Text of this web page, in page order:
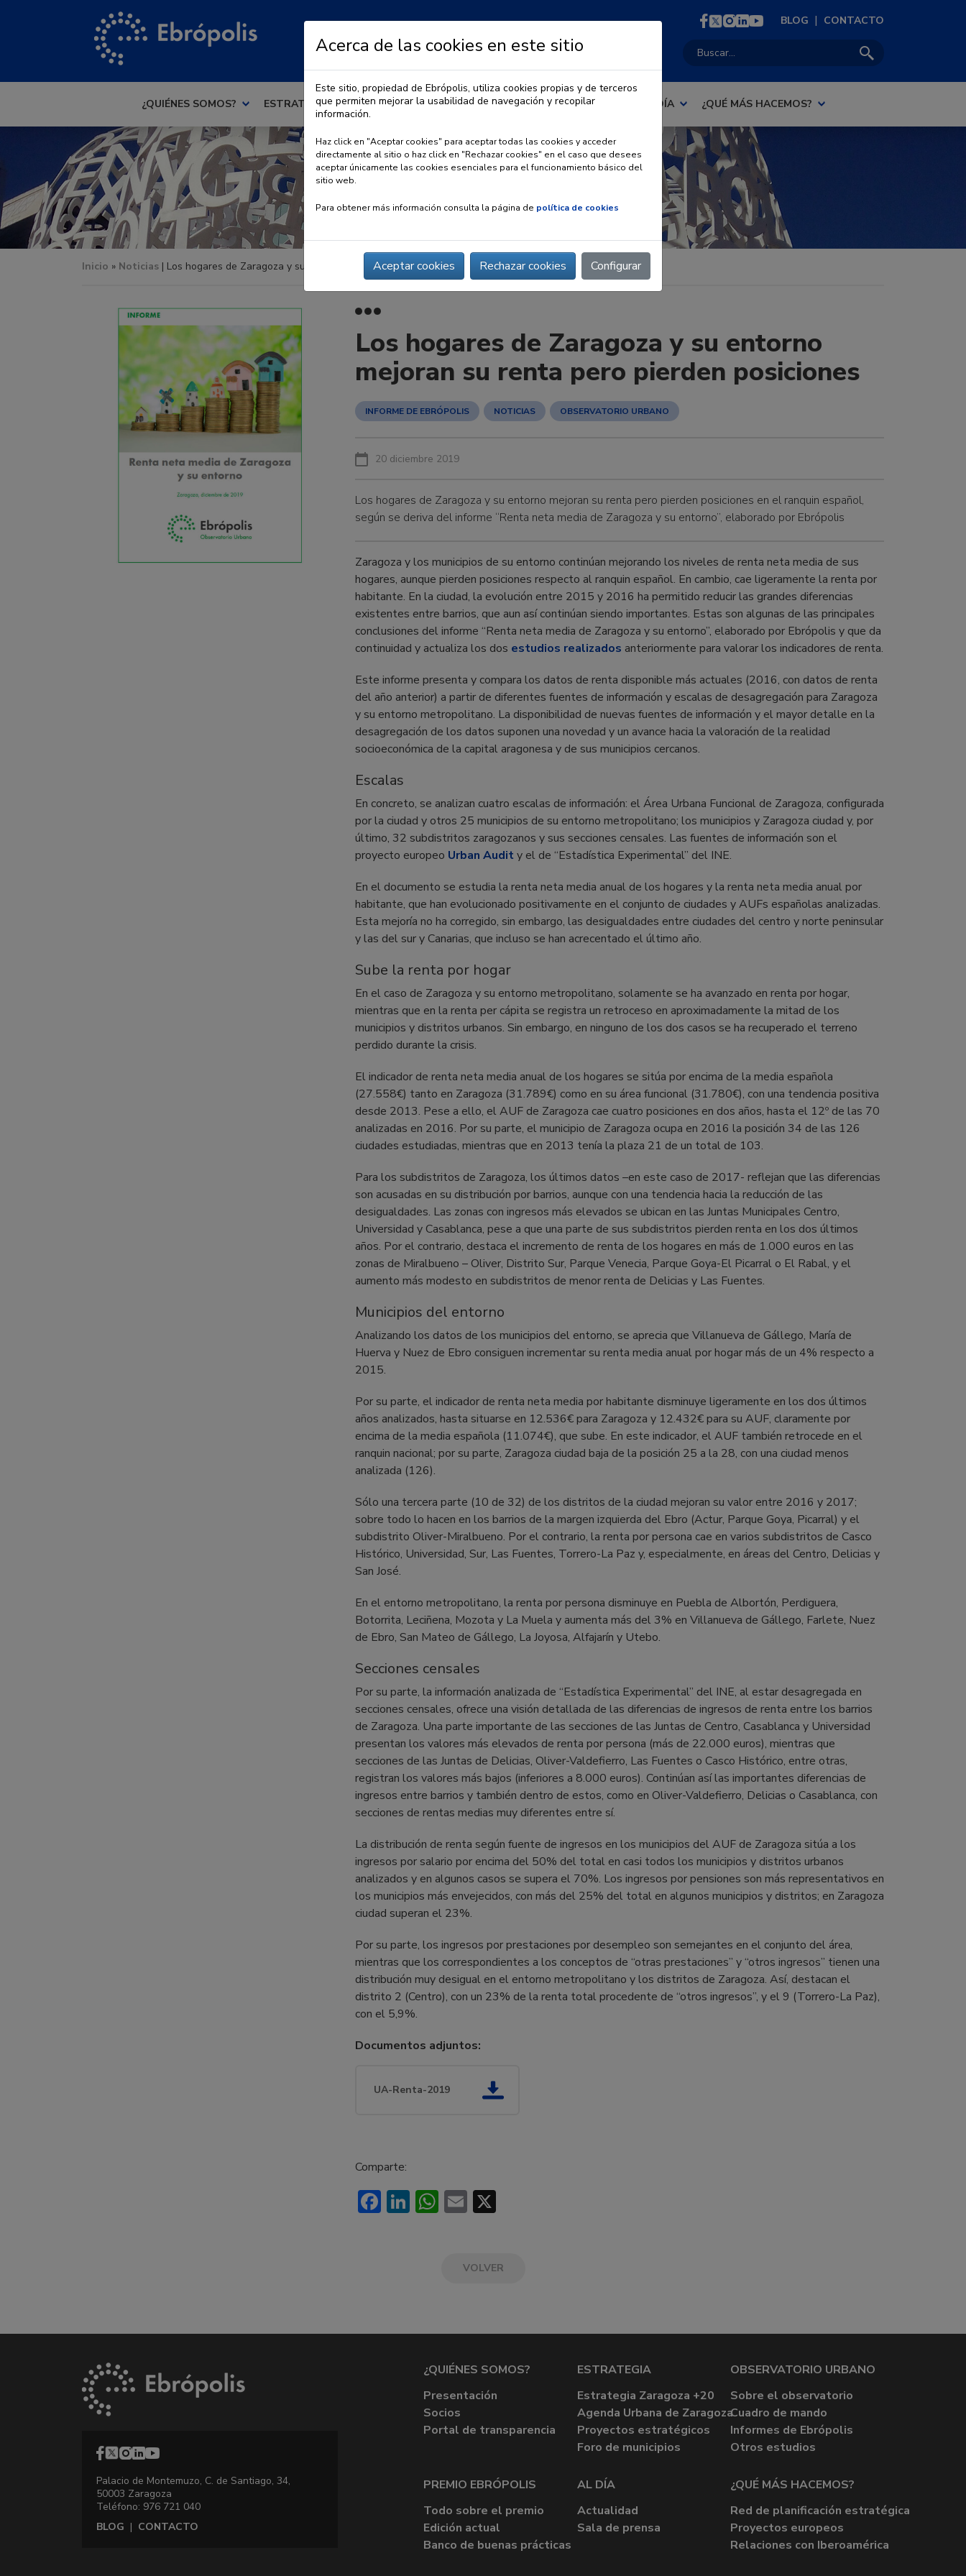
BLOG | CONTACTO
¿QUIÉNES SOMOS? ESTRATEGIA OBSERVATORIO URBANO PREMIO EBRÓPOLIS AL DÍA ¿QUÉ MÁS HACEMOS?
Inicio » Noticias | Los hogares de Zaragoza y su entorno mejoran su renta pero pierden posiciones
Los hogares de Zaragoza y su entorno
mejoran su renta pero pierden posiciones
INFORME DE EBRÓPOLIS NOTICIAS OBSERVATORIO URBANO
20 diciembre 2019
Los hogares de Zaragoza y su entorno mejoran su renta pero pierden posiciones en el ranquin español,
según se deriva del informe “Renta neta media de Zaragoza y su entorno”, elaborado por Ebrópolis
Zaragoza y los municipios de su entorno continúan mejorando los niveles de renta neta media de sus
hogares, aunque pierden posiciones respecto al ranquin español. En cambio, cae ligeramente la renta por
habitante. En la ciudad, la evolución entre 2015 y 2016 ha permitido reducir las grandes diferencias
existentes entre barrios, que aun así continúan siendo importantes. Estas son algunas de las principales
conclusiones del informe “Renta neta media de Zaragoza y su entorno”, elaborado por Ebrópolis y que da
continuidad y actualiza los dos estudios realizados anteriormente para valorar los indicadores de renta.
Este informe presenta y compara los datos de renta disponible más actuales (2016, con datos de renta
del año anterior) a partir de diferentes fuentes de información y escalas de desagregación para Zaragoza
y su entorno metropolitano. La disponibilidad de nuevas fuentes de información y el mayor detalle en la
desagregación de los datos suponen una novedad y un avance hacia la valoración de la realidad
socioeconómica de la capital aragonesa y de sus municipios cercanos.
Escalas
En concreto, se analizan cuatro escalas de información: el Área Urbana Funcional de Zaragoza, configurada
por la ciudad y otros 25 municipios de su entorno metropolitano; los municipios y Zaragoza ciudad y, por
último, 32 subdistritos zaragozanos y sus secciones censales. Las fuentes de información son el
proyecto europeo Urban Audit y el de “Estadística Experimental” del INE.
En el documento se estudia la renta neta media anual de los hogares y la renta neta media anual por
habitante, que han evolucionado positivamente en el conjunto de ciudades y AUFs españolas analizadas.
Esta mejoría no ha corregido, sin embargo, las desigualdades entre ciudades del centro y norte peninsular
y las del sur y Canarias, que incluso se han acrecentado el último año.
Sube la renta por hogar
En el caso de Zaragoza y su entorno metropolitano, solamente se ha avanzado en renta por hogar,
mientras que en la renta per cápita se registra un retroceso en aproximadamente la mitad de los
municipios y distritos urbanos. Sin embargo, en ninguno de los dos casos se ha recuperado el terreno
perdido durante la crisis.
El indicador de renta neta media anual de los hogares se sitúa por encima de la media española
(27.558€) tanto en Zaragoza (31.789€) como en su área funcional (31.780€), con una tendencia positiva
desde 2013. Pese a ello, el AUF de Zaragoza cae cuatro posiciones en dos años, hasta el 12º de las 70
analizadas en 2016. Por su parte, el municipio de Zaragoza ocupa en 2016 la posición 34 de las 126
ciudades estudiadas, mientras que en 2013 tenía la plaza 21 de un total de 103.
Para los subdistritos de Zaragoza, los últimos datos –en este caso de 2017- reflejan que las diferencias
son acusadas en su distribución por barrios, aunque con una tendencia hacia la reducción de las
desigualdades. Las zonas con ingresos más elevados se ubican en las Juntas Municipales Centro,
Universidad y Casablanca, pese a que una parte de sus subdistritos pierden renta en los dos últimos
años. Por el contrario, destaca el incremento de renta de los hogares en más de 1.000 euros en las
zonas de Miralbueno – Oliver, Distrito Sur, Parque Venecia, Parque Goya-El Picarral o El Rabal, y el
aumento más modesto en subdistritos de menor renta de Delicias y Las Fuentes.
Municipios del entorno
Analizando los datos de los municipios del entorno, se aprecia que Villanueva de Gállego, María de
Huerva y Nuez de Ebro consiguen incrementar su renta media anual por hogar más de un 4% respecto a
2015.
Por su parte, el indicador de renta neta media por habitante disminuye ligeramente en los dos últimos
años analizados, hasta situarse en 12.536€ para Zaragoza y 12.432€ para su AUF, claramente por
encima de la media española (11.074€), que sube. En este indicador, el AUF también retrocede en el
ranquin nacional; por su parte, Zaragoza ciudad baja de la posición 25 a la 28, con una ciudad menos
analizada (126).
Sólo una tercera parte (10 de 32) de los distritos de la ciudad mejoran su valor entre 2016 y 2017;
sobre todo lo hacen en los barrios de la margen izquierda del Ebro (Actur, Parque Goya, Picarral) y el
subdistrito Oliver-Miralbueno. Por el contrario, la renta por persona cae en varios subdistritos de Casco
Histórico, Universidad, Sur, Las Fuentes, Torrero-La Paz y, especialmente, en áreas del Centro, Delicias y
San José.
En el entorno metropolitano, la renta por persona disminuye en Puebla de Albortón, Perdiguera,
Botorrita, Leciñena, Mozota y La Muela y aumenta más del 3% en Villanueva de Gállego, Farlete, Nuez
de Ebro, San Mateo de Gállego, La Joyosa, Alfajarín y Utebo.
Secciones censales
Por su parte, la información analizada de “Estadística Experimental” del INE, al estar desagregada en
secciones censales, ofrece una visión detallada de las diferencias de ingresos de renta entre los barrios
de Zaragoza. Una parte importante de las secciones de las Juntas de Centro, Casablanca y Universidad
presentan los valores más elevados de renta por persona (más de 22.000 euros), mientras que
secciones de las Juntas de Delicias, Oliver-Valdefierro, Las Fuentes o Casco Histórico, entre otras,
registran los valores más bajos (inferiores a 8.000 euros). Continúan así las importantes diferencias de
ingresos entre barrios y también dentro de estos, como en Oliver-Valdefierro, Delicias o Casablanca, con
secciones de rentas medias muy diferentes entre sí.
La distribución de renta según fuente de ingresos en los municipios del AUF de Zaragoza sitúa a los
ingresos por salario por encima del 50% del total en casi todos los municipios y distritos urbanos
analizados y en algunos casos se supera el 70%. Los ingresos por pensiones son más representativos en
los municipios más envejecidos, con más del 25% del total en algunos municipios y distritos; en Zaragoza
ciudad superan el 23%.
Por su parte, los ingresos por prestaciones por desempleo son semejantes en el conjunto del área,
mientras que los correspondientes a los conceptos de “otras prestaciones” y “otros ingresos” tienen una
distribución muy desigual en el entorno metropolitano y los distritos de Zaragoza. Así, destacan el
distrito 2 (Centro), con un 23% de la renta total procedente de “otros ingresos”, y el 9 (Torrero-La Paz),
con el 5,9%.
Documentos adjuntos:
UA-Renta-2019
Comparte:
Facebook
LinkedIn
WhatsApp
Email
VOLVER
Palacio de Montemuzo, C. de Santiago, 34,
50003 Zaragoza
Teléfono: 976 721 040
BLOG | CONTACTO
¿QUIÉNES SOMOS?
Presentación
Socios
Portal de transparencia
ESTRATEGIA
Estrategia Zaragoza +20
Agenda Urbana de Zaragoza
Proyectos estratégicos
Foro de municipios
OBSERVATORIO URBANO
Sobre el observatorio
Cuadro de mando
Informes de Ebrópolis
Otros estudios
PREMIO EBRÓPOLIS
Todo sobre el premio
Edición actual
Banco de buenas prácticas
AL DÍA
Actualidad
Sala de prensa
¿QUÉ MÁS HACEMOS?
Red de planificación estratégica
Proyectos europeos
Relaciones con Iberoamérica
Acerca de las cookies en este sitio
Este sitio, propiedad de Ebrópolis, utiliza cookies propias y de terceros
que permiten mejorar la usabilidad de navegación y recopilar
información.
Haz click en "Aceptar cookies" para aceptar todas las cookies y acceder
directamente al sitio o haz click en "Rechazar cookies" en el caso que desees
aceptar únicamente las cookies esenciales para el funcionamiento básico del
sitio web.
Para obtener más información consulta la página de política de cookies
Aceptar cookies Rechazar cookies Configurar